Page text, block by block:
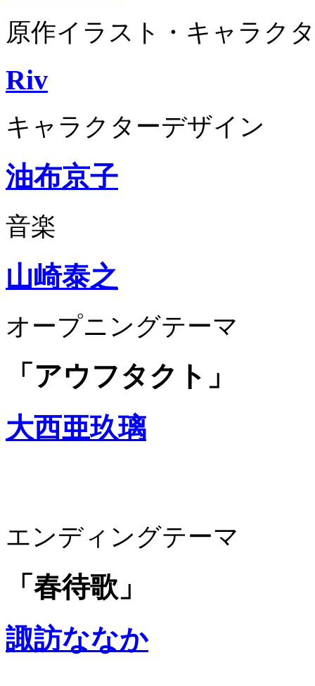
原作イラスト・キャラク
Riv
キャラクターデザイン
油布京子
音楽
山崎泰之
オープニングテーマ
「アウフタクト」
大西亜玖璃
エンディングテーマ
「春待歌」
諏訪ななか